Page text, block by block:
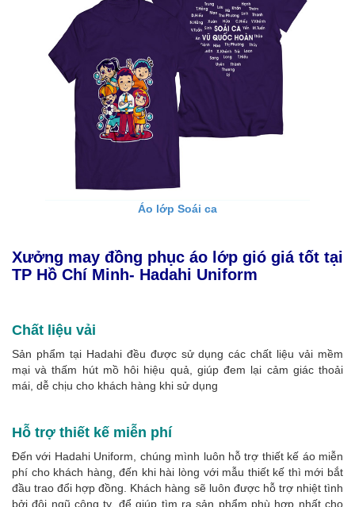
Áo lớp Soái ca
Xưởng may đồng phục áo lớp gió giá tốt tại
TP Hồ Chí Minh- Hadahi Uniform
Chất liệu vải
Sản phẩm tại Hadahi đều được sử dụng các chất liệu vải mềm
mại và thấm hút mồ hôi hiệu quả, giúp đem lại cảm giác thoải
mái, dễ chịu cho khách hàng khi sử dụng
Hỗ trợ thiết kế miễn phí
Đến với Hadahi Uniform, chúng mình luôn hỗ trợ thiết kế áo miễn
phí cho khách hàng, đến khi hài lòng với mẫu thiết kế thì mới bắt
đầu trao đổi hợp đồng. Khách hàng sẽ luôn được hỗ trợ nhiệt tình
bởi đội ngũ công ty, để giúp tìm ra sản phẩm phù hợp nhất cho